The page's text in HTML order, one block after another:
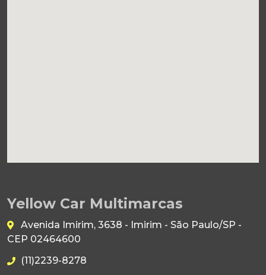
Yellow Car Multimarcas
Avenida Imirim, 3638 - Imirim - São Paulo/SP -
CEP 02464600
(11)2239-8278